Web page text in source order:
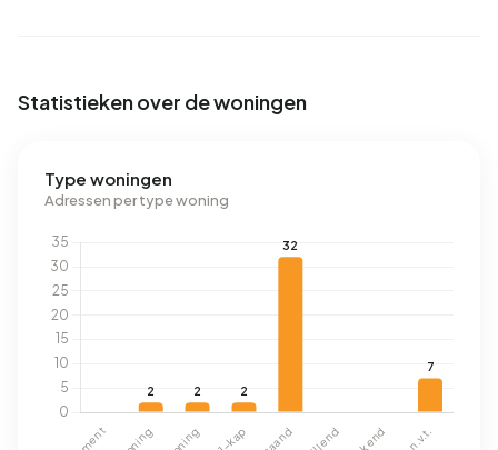
Statistieken over de woningen
Type woningen
Adressen per type woning